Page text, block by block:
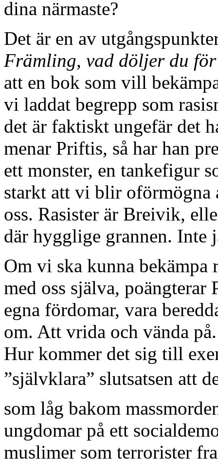
dina närmaste?
Det är en av
Främling, vad döljer du
att en bok som vill
vi laddat begrepp som
det är faktiskt ungefär det
menar Priftis, så har han
ett monster, en tankefigur
starkt att vi blir oförmögna
oss. Rasister är Breivik,
där hygglige grannen. Inte
Om vi ska kunna bekämpa
med oss själva, poängterar
egna fördomar, vara
om. Att vrida och vända på.
Hur kommer det sig till
”självklara” slutsatsen
som låg bakom
ungdomar på ett
muslimer som terrorister